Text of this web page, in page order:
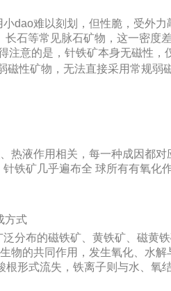
dao难以刻划，但性脆，受外力
长石等常见脉石矿物，这一密度
意的是，针铁矿本身无磁性，
磁性矿物，无法直接采用常规弱
热液作用相关，每一种成因都对
铁矿几乎遍布全 球所有有氧化
方式
分布的磁铁矿、黄铁矿、磁黄
物的共同作用，发生氧化、水解
形式流失，铁离子则与水、氧